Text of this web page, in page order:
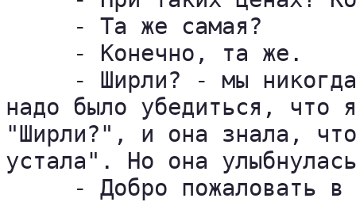
     - Та же самая?
     - Конечно, та же.
- Ширли? - мы
надо было убедиться, что
"Ширли?", и она знала,
устала". Но она
- Добро пожаловать в